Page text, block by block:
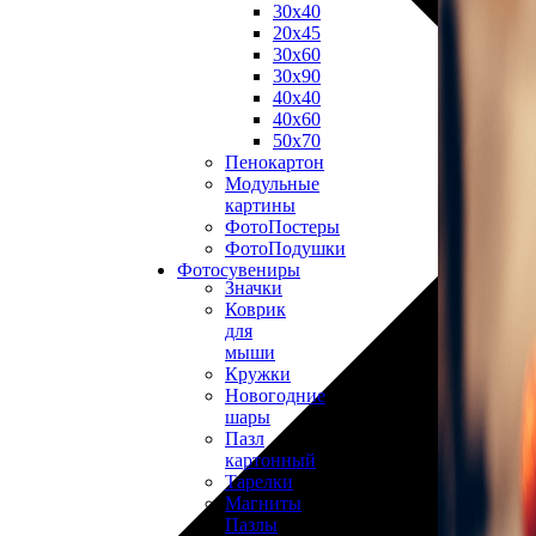
30х40
20х45
30х60
30х90
40х40
40х60
50х70
Пенокартон
Модульные
картины
ФотоПостеры
ФотоПодушки
Фотоcувениры
Значки
Коврик
для
мыши
Кружки
Новогодние
шары
Пазл
картонный
Тарелки
Магниты
Пазлы